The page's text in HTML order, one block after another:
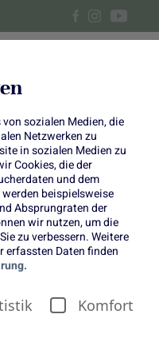
sozialen Medien, die
Netzwerken zu
in sozialen Medien zu
Cookies, die der
und dem
beispielsweise
Absprungraten der
wir nutzen, um die
zu verbessern. Weitere
Daten finden
Komfort
inszeniert:
mit